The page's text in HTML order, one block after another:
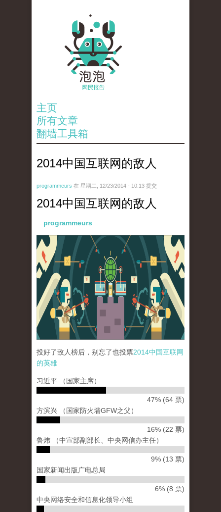
主页
所有文章
翻墙工具箱
2014中国互联网的敌人
programmeurs 在 星期二, 12/23/2014 - 10:13 提交
2014中国互联网的敌人
programmeurs
paopao_internet_72dpi_22dec2014-02.png
投好了敌人榜后，别忘了也投票2014中国互联网
的英雄
习近平 （国家主席）
47% (64 票)
方滨兴 （国家防火墙GFW之父）
16% (22 票)
鲁炜 （中宣部副部长、中央网信办主任）
9% (13 票)
国家新闻出版广电总局
6% (8 票)
中央网络安全和信息化领导小组